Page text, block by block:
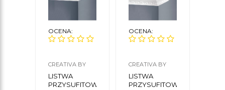
OCENA:
CREATIVA BY
CEZAR
LISTWA
PRZYSUFITOWA
OCENA:
CREATIVA BY
CEZAR
LISTWA
PRZYSUFITOWA